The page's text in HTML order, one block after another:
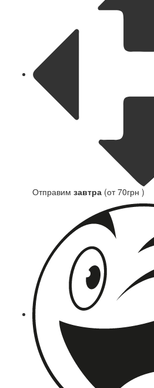
Отправим завтра (от 70грн )